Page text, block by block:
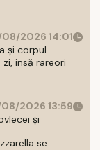
2026 14:01
și corpul
insă rareori
2026 13:59
și
se